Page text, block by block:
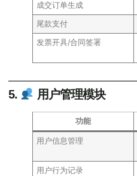
成交订单生成
尾款支付
发票开具/合同签署
5. 用户管理模块
功能
用户信息管理
用户行为记录